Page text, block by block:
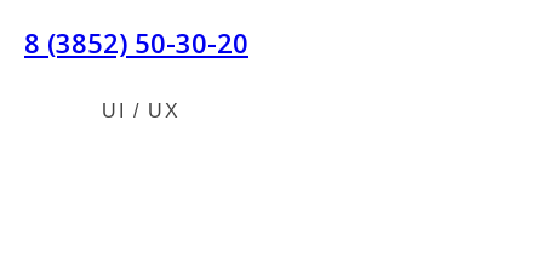
8 (3852) 50-30-20
UI / UX